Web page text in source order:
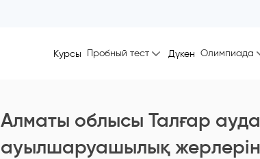
Курсы Пробный тест Дүкен Олимпиада
Алматы облысы Талғар
ауылшаруашылық